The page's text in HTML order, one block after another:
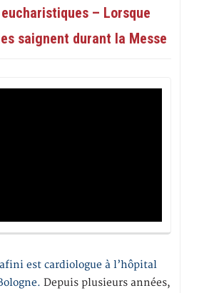
– Lorsque
saignent durant la Messe
est cardiologue à l’hôpital
Depuis plusieurs années,